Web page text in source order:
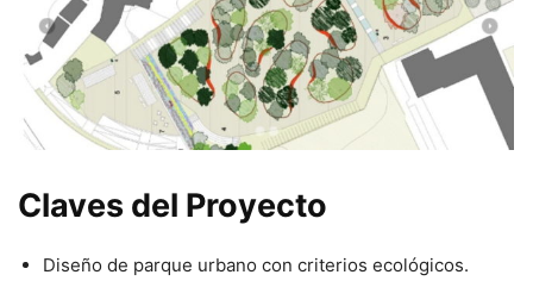
Claves del Proyecto
Diseño de parque urbano con criterios ecológicos.